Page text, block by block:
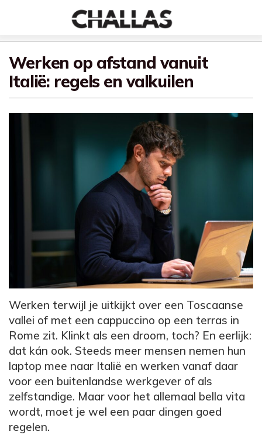
Werken op afstand vanuit
Italië: regels en valkuilen
Werken terwijl je uitkijkt over een Toscaanse
vallei of met een cappuccino op een terras in
Rome zit. Klinkt als een droom, toch? En eerlijk:
dat kán ook. Steeds meer mensen nemen hun
laptop mee naar Italië en werken vanaf daar
voor een buitenlandse werkgever of als
zelfstandige. Maar voor het allemaal bella vita
wordt, moet je wel een paar dingen goed
regelen.